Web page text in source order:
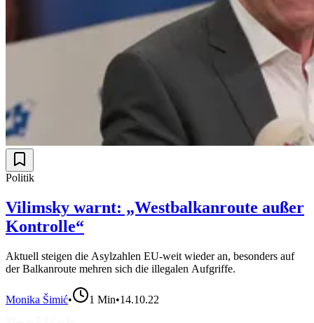
Politik
Vilimsky warnt: „Westbalkanroute außer
Kontrolle“
Aktuell steigen die Asylzahlen EU-weit wieder an, besonders auf
der Balkanroute mehren sich die illegalen Aufgriffe.
Monika Šimić• 1 Min•14.10.22